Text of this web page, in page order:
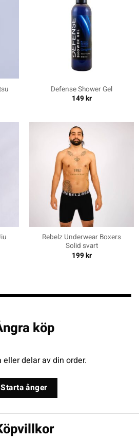
Defense Shower Gel
149kr
Rebelz Underwear Boxers
Solid svart
199kr
köp
eller delar av din order.
Starta ånger